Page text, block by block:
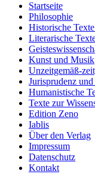
Startseite
Philosophie
Historische
Literarische
Kunst und Musik
Unzeitgemäß-
Jurisprudenz
Humanistische
Texte zur
Edition Zeno
Iablis
Über den Verlag
Impressum
Datenschutz
Kontakt